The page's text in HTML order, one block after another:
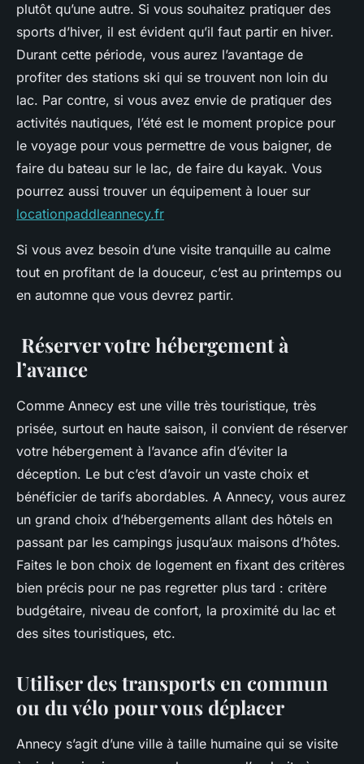
plutôt qu’une autre. Si vous souhaitez pratiquer des
sports d’hiver, il est évident qu’il faut partir en hiver.
Durant cette période, vous aurez l’avantage de
profiter des stations ski qui se trouvent non loin du
lac. Par contre, si vous avez envie de pratiquer des
activités nautiques, l’été est le moment propice pour
le voyage pour vous permettre de vous baigner, de
faire du bateau sur le lac, de faire du kayak. Vous
pourrez aussi trouver un équipement à louer sur
locationpaddleannecy.fr
Si vous avez besoin d’une visite tranquille au calme
tout en profitant de la douceur, c’est au printemps ou
en automne que vous devrez partir.
Réserver votre hébergement à
l’avance
Comme Annecy est une ville très touristique, très
prisée, surtout en haute saison, il convient de réserver
votre hébergement à l’avance afin d’éviter la
déception. Le but c’est d’avoir un vaste choix et
bénéficier de tarifs abordables. A Annecy, vous aurez
un grand choix d’hébergements allant des hôtels en
passant par les campings jusqu’aux maisons d’hôtes.
Faites le bon choix de logement en fixant des critères
bien précis pour ne pas regretter plus tard : critère
budgétaire, niveau de confort, la proximité du lac et
des sites touristiques, etc.
Utiliser des transports en commun
ou du vélo pour vous déplacer
Annecy s’agit d’une ville à taille humaine qui se visite